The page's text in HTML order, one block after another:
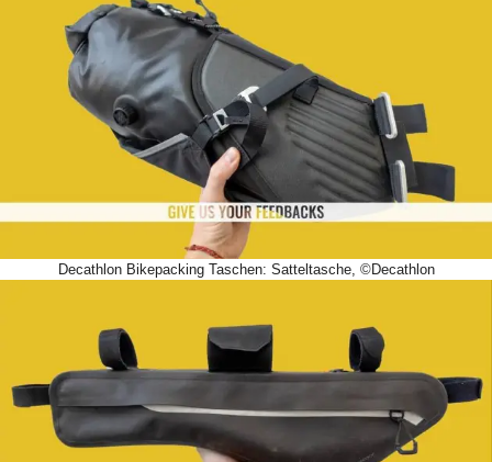
Decathlon Bikepacking Taschen: Satteltasche, ©Decathlon